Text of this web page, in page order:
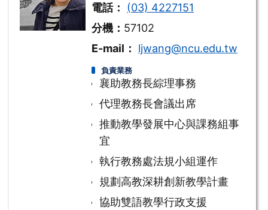
電話：
(03) 4227151
分機： 57102
E-mail：
ljwang@ncu.edu.tw
負責業務
襄助教務長綜理事務
代理教務長會議出席
推動教學發展中心與課務組事
宜
執行教務處法規小組運作
規劃高教深耕創新教學計畫
協助雙語教學行政支援